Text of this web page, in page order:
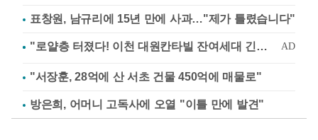
표창원, 남규리에 15년 만에 사과…"제가 틀렸습니다"
"서장훈, 28억에 산 서초 건물 450억에 매물로"
방은희, 어머니 고독사에 오열 "이틀 만에 발견"